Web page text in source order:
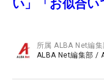
い」「お似合い
所属ALBA Net編集
ALBA Net編集部 /